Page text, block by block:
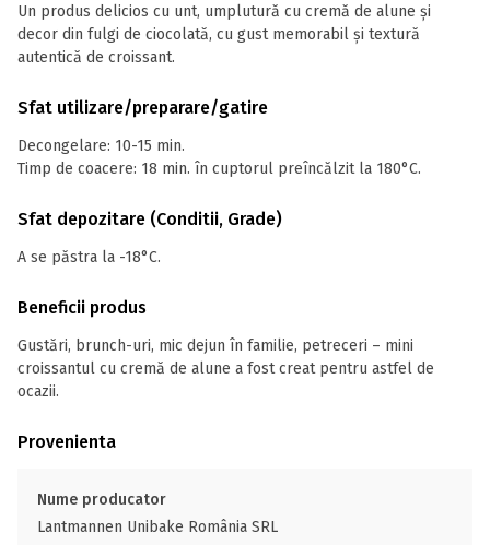
Un produs delicios cu unt, umplutură cu cremă de alune și
decor din fulgi de ciocolată, cu gust memorabil și textură
autentică de croissant.
Sfat utilizare/preparare/gatire
Decongelare: 10-15 min.
Timp de coacere: 18 min. în cuptorul preîncălzit la 180°C.
Sfat depozitare (Conditii, Grade)
A se păstra la -18°C.
Beneficii produs
Gustări, brunch-uri, mic dejun în familie, petreceri – mini
croissantul cu cremă de alune a fost creat pentru astfel de
ocazii.
Provenienta
Nume producator
Lantmannen Unibake România SRL